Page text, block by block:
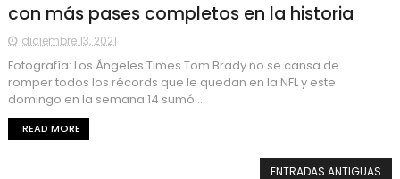
con más pases completos en la historia
diciembre 13, 2021
Fotografía: Los Ángeles Times Tom Brady no se cansa de
romper todos los récords que le quedan en la NFL y este
domingo en la semana 14 sumó ...
READ MORE
ENTRADAS ANTIGUAS